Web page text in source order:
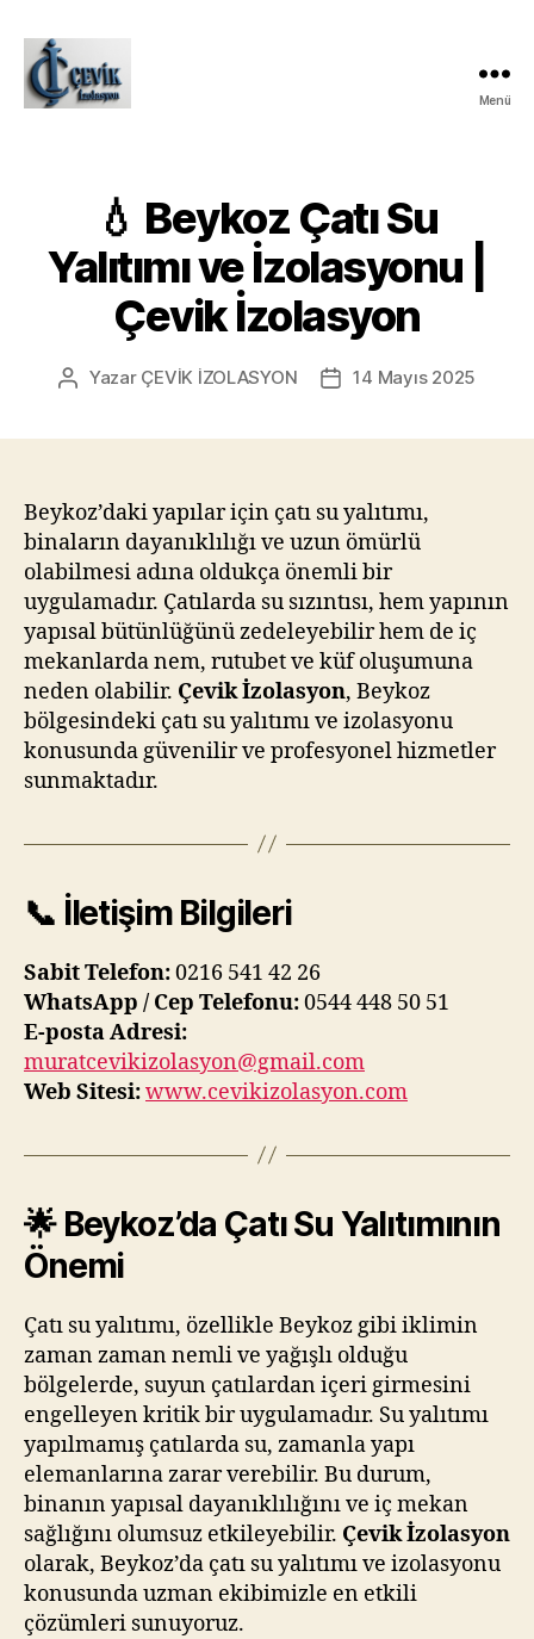
Menü
💧 Beykoz Çatı Su
Yalıtımı ve İzolasyonu |
Çevik İzolasyon
Yazının
Yazar ÇEVİK İZOLASYON
Yazı14 Mayıs 2025
Beykoz’daki yapılar için çatı su yalıtımı,
binaların dayanıklılığı ve uzun ömürlü
olabilmesi adına oldukça önemli bir
uygulamadır. Çatılarda su sızıntısı, hem yapının
yapısal bütünlüğünü zedeleyebilir hem de iç
mekanlarda nem, rutubet ve küf oluşumuna
neden olabilir. Çevik İzolasyon, Beykoz
bölgesindeki çatı su yalıtımı ve izolasyonu
konusunda güvenilir ve profesyonel hizmetler
sunmaktadır.
📞 İletişim Bilgileri
Sabit Telefon:0216 541 42 26
WhatsApp / Cep Telefonu:0544 448 50 51
E-posta Adresi:
muratcevikizolasyon@gmail.com
Web Sitesi:www.cevikizolasyon.com
🌟 Beykoz’da Çatı Su Yalıtımının
Önemi
Çatı su yalıtımı, özellikle Beykoz gibi iklimin
zaman zaman nemli ve yağışlı olduğu
bölgelerde, suyun çatılardan içeri girmesini
engelleyen kritik bir uygulamadır. Su yalıtımı
yapılmamış çatılarda su, zamanla yapı
elemanlarına zarar verebilir. Bu durum,
binanın yapısal dayanıklılığını ve iç mekan
sağlığını olumsuz etkileyebilir. Çevik İzolasyon
olarak, Beykoz’da çatı su yalıtımı ve izolasyonu
konusunda uzman ekibimizle en etkili
çözümleri sunuyoruz.